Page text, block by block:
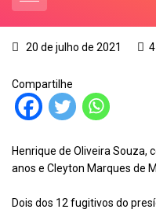
20 de julho de 2021
Compartilhe
Henrique de Oliveira Souza,
anos e Cleyton Marques de
Dois dos 12 fugitivos do